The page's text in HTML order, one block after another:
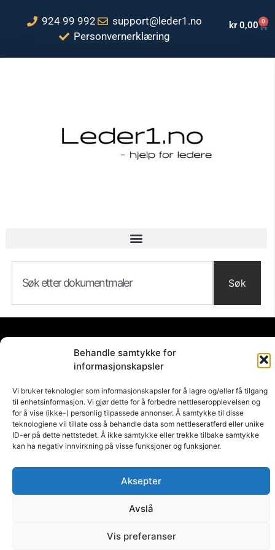
Behandle samtykke for
informasjonskapsler
Vi bruker teknologier som informasjonskapsler for å lagre og/eller få tilgang
til enhetsinformasjon. Vi gjør dette for å forbedre nettleseropplevelsen og
for å vise (ikke-) personlig tilpassede annonser. Å samtykke til disse
teknologiene vil tillate oss å behandle data som nettleseratferd eller unike
ID-er på dette nettstedet. Å ikke samtykke eller trekke tilbake samtykke
kan ha negativ innvirkning på visse funksjoner og funksjoner.
Aksepter
Avslå
Vis preferanser
924 99 992
support@leder1.no
Personvernerklæring
kr0,00 0
Søk